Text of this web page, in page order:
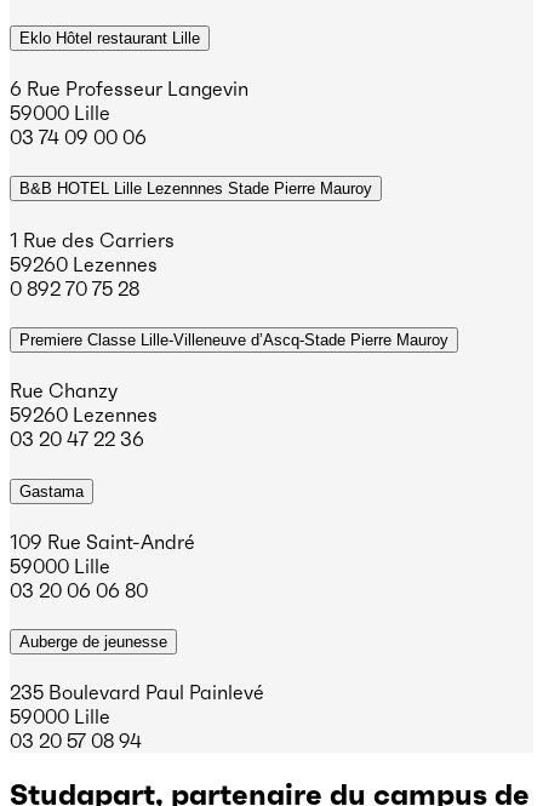
Eklo Hôtel restaurant Lille
6 Rue Professeur Langevin
59000 Lille
03 74 09 00 06
B&B HOTEL Lille Lezennnes Stade Pierre Mauroy
1 Rue des Carriers
59260 Lezennes
0 892 70 75 28
Premiere Classe Lille-Villeneuve d’Ascq-Stade Pierre Mauroy
Rue Chanzy
59260 Lezennes
03 20 47 22 36
Gastama
109 Rue Saint-André
59000 Lille
03 20 06 06 80
Auberge de jeunesse
235 Boulevard Paul Painlevé
59000 Lille
03 20 57 08 94
Studapart, partenaire du campus de